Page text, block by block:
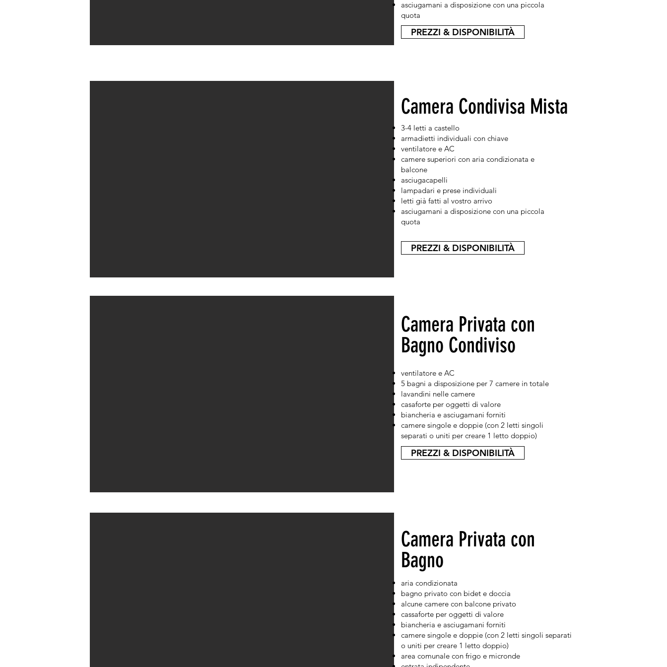
asciugamani a disposizione con una piccola
quota
PREZZI & DISPONIBILITÀ
Camera Condivisa Mista
3-4 letti a castello
armadietti individuali con chiave
ventilatore e AC
camere superiori con aria condizionata e
balcone
asciugacapelli
lampadari e prese individuali
letti già fatti al vostro arrivo
asciugamani a disposizione con una piccola
quota
PREZZI & DISPONIBILITÀ
Camera Privata con
Bagno Condiviso
ventilatore e AC
5 bagni a disposizione per 7 camere in totale
lavandini nelle camere
casaforte per oggetti di valore
biancheria e asciugamani forniti
camere singole e doppie (con 2 letti singoli
separati o uniti per creare 1 letto doppio)
PREZZI & DISPONIBILITÀ
Camera Privata con
Bagno
aria condizionata
bagno privato con bidet e doccia
alcune camere con balcone privato
cassaforte per oggetti di valore
biancheria e asciugamani forniti
camere singole e doppie (con 2 letti singoli separati
o uniti per creare 1 letto doppio)
area comunale con frigo e micronde